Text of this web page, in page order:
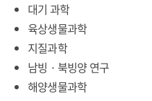
대기 과학
육상생물과학
지질과학
남빙 · 북빙양 연구
해양생물과학